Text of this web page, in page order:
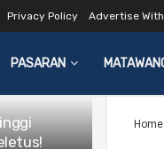
Filter
Privacy Policy Advertise
PASARAN
Home